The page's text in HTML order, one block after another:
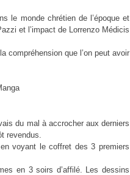
le monde chrétien de l’époque et
et l’impact de Lorrenzo Médicis
compréhension que l’on peut avoir
du mal à accrocher aux derniers
revendus.
voyant le coffret des 3 premiers
en 3 soirs d’affilé. Les dessins